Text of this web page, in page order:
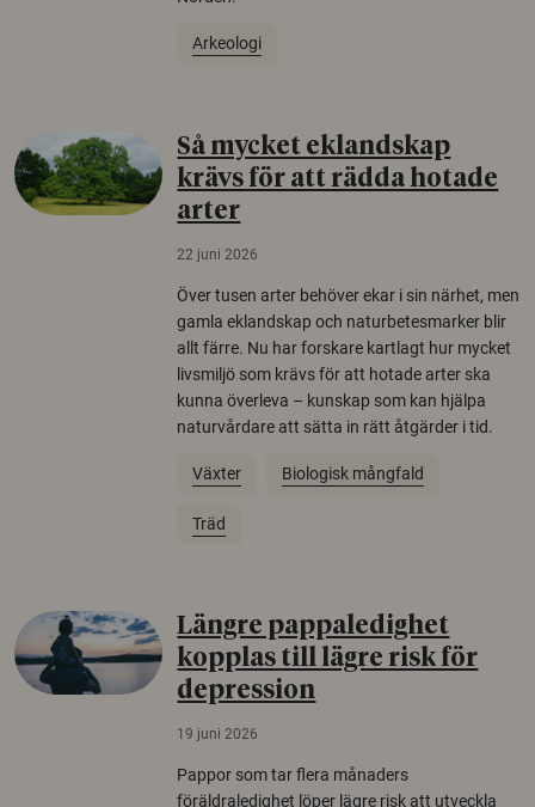
Arkeologi
Så mycket eklandskap
krävs för att rädda hotade
arter
22 juni 2026
Över tusen arter behöver ekar i sin närhet, men
gamla eklandskap och naturbetesmarker blir
allt färre. Nu har forskare kartlagt hur mycket
livsmiljö som krävs för att hotade arter ska
kunna överleva – kunskap som kan hjälpa
naturvårdare att sätta in rätt åtgärder i tid.
Växter Biologisk mångfald
Träd
Längre pappaledighet
kopplas till lägre risk för
depression
19 juni 2026
Pappor som tar flera månaders
föräldraledighet löper lägre risk att utveckla